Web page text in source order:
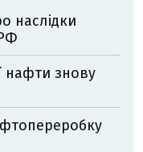
наслідки
нафти знову